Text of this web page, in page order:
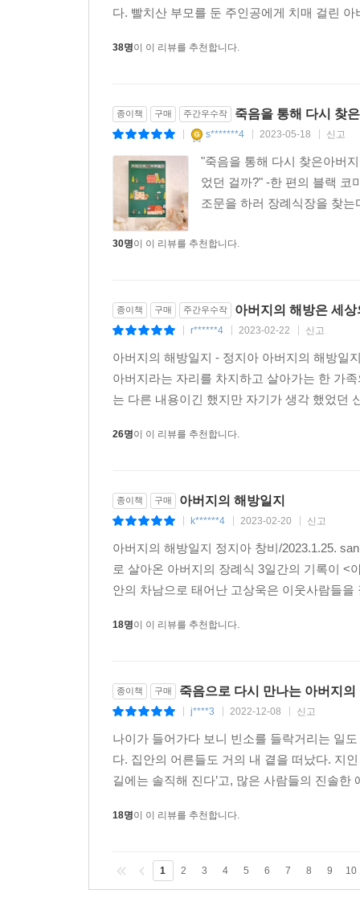
다. 빨치산 부모를 둔 주인공에게 치매 걸린
38명이 이 리뷰를 추천합니다.
종이책 구매 주간우수작 죽음을 통해 다시 찾
s*******4 2023-05-18 신고
"죽음을 통해 다시 찾은아버
었던 걸까?" -한 편의 블랙 코
조문을 하러 장례식장을 찾
30명이 이 리뷰를 추천합니다.
종이책 구매 주간우수작 아버지의 해방은 세
r******4 2023-02-22 신고
아버지의 해방일지 - 정지아 아버지의 해방일
아버지라는 자리를 차지하고 살아가는 한 가
는 다른 내용이긴 했지만 자기가 생각 했었던
26명이 이 리뷰를 추천합니다.
종이책 구매 아버지의 해방일지
k******4 2023-02-20 신고
아버지의 해방일지 정지아 창비/2023.1.25.
로 살아온 아버지의 장례식 3일간의 기록이 <
안의 차남으로 태어난 고상욱은 이웃사람들
18명이 이 리뷰를 추천합니다.
종이책 구매 죽음으로 다시 만나는 아버지의
j****3 2022-12-08 신고
나이가 들어가다 보니 빈소를 들락거리는 일
다. 집안의 어른들도 거의 내 곁을 떠났다. 지
길에는 솔직해 진다’고, 많은 사람들의 진솔
18명이 이 리뷰를 추천합니다.
1 2 3 4 5 6 7 8 9 10